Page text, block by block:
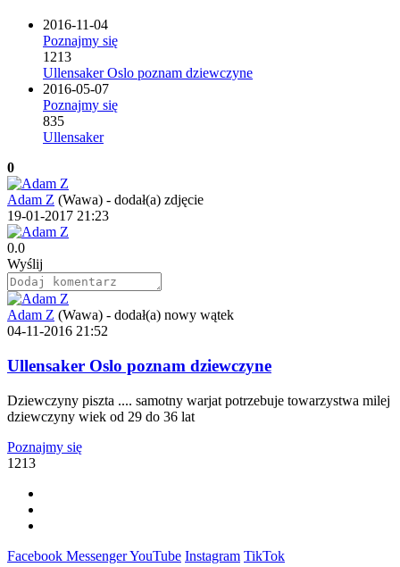
2016-11-04
Poznajmy się
1213
Ullensaker Oslo poznam dziewczyne
2016-05-07
Poznajmy się
835
Ullensaker
0
Adam Z (Wawa) - dodał(a) zdjęcie
19-01-2017 21:23
0.0
Wyślij
Adam Z (Wawa) - dodał(a) nowy wątek
04-11-2016 21:52
Ullensaker Oslo poznam dziewczyne
Dziewczyny piszta .... samotny warjat potrzebuje towarzystwa milej
dziewczyny wiek od 29 do 36 lat
Poznajmy się
1213
Facebook MessengerYouTube Instagram TikTok